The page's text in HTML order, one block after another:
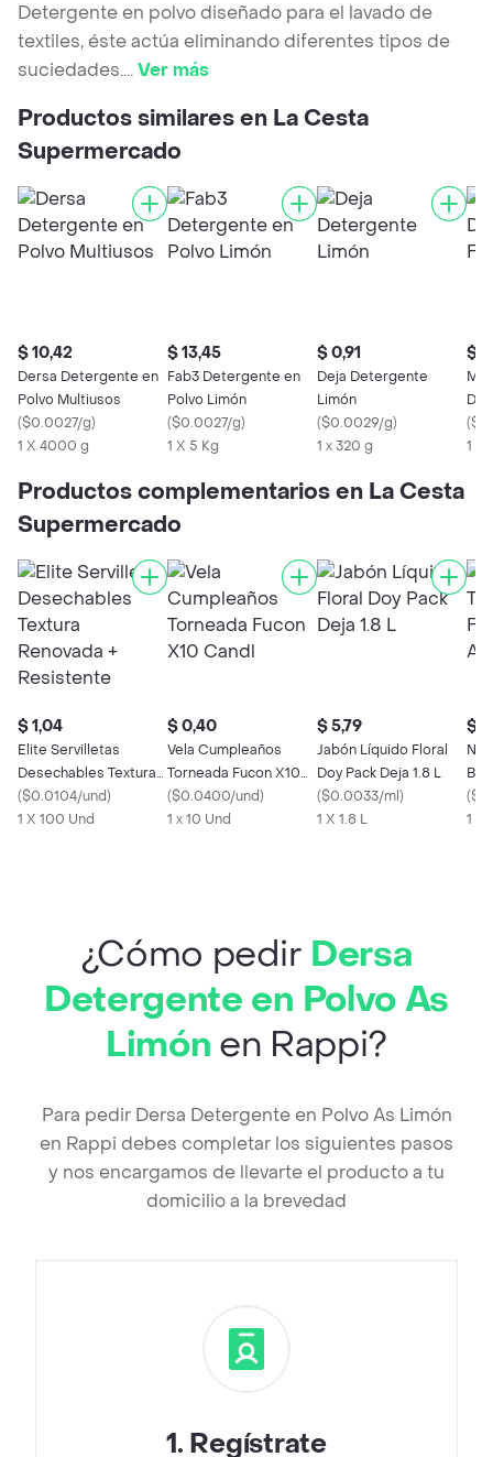
Detergente en polvo diseñado para el lavado de
textiles, éste actúa eliminando diferentes tipos de
suciedades....Ver más
Productos similares en La Cesta
Supermercado
$ 10,42
Dersa Detergente en
Polvo Multiusos
($0.0027/g)
1 X 4000 g
$ 13,45
Fab3 Detergente en
Polvo Limón
($0.0027/g)
1 X 5 Kg
$ 0,91
Deja Detergente
Limón
($0.0029/g)
1 x 320 g
$
Mi
(
1 X
Productos complementarios en La Cesta
Supermercado
$ 1,04
Elite Servilletas
Desechables Textura
Renovada +
Resistente
($0.0104/und)
1 X 100 Und
$ 0,40
Vela Cumpleaños
Torneada Fucon X10
Candl
($0.0400/und)
1 x 10 Und
$ 5,79
Jabón Líquido Floral
Doy Pack Deja 1.8 L
($0.0033/ml)
1 X 1.8 L
$
(
1 x
¿Cómo pedir Dersa
Detergente en Polvo As
Limón en Rappi?
Para pedir Dersa Detergente en Polvo As Limón
en Rappi debes completar los siguientes pasos
y nos encargamos de llevarte el producto a tu
domicilio a la brevedad
1. Regístrate